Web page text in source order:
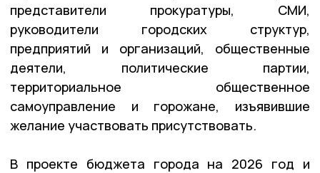
представители прокуратуры, СМИ,
руководители городских структур,
предприятий и организаций, общественные
деятели, политические партии,
территориальное общественное
самоуправление и горожане, изъявившие
желание участвовать присутствовать.
В проекте бюджета города на 2026 год и